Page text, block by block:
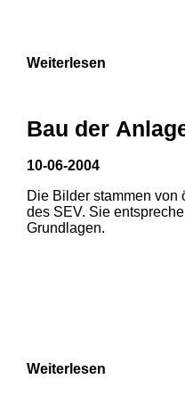
1 2
Weiterlesen
Bau der
10-06-2004
Die Bilder stammen von
des SEV. Sie
Grundlagen.
Weiterlesen